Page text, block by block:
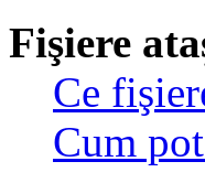
Fişiere
Ce
Cum